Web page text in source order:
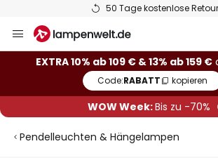
50 Tage kostenlose
Inhalt
springen
EXTRA 10% ab 109 € & 13% ab 159 €
Code:RABATT kopieren
WOW Week:Bis zu -70%
Pendelleuchten & Hängelampen